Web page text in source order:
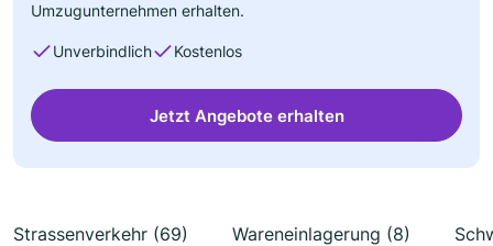
Umzugunternehmen erhalten.
Unverbindlich Kostenlos
Jetzt Angebote erhalten
Strassenverkehr (69) Wareneinlagerung (8)